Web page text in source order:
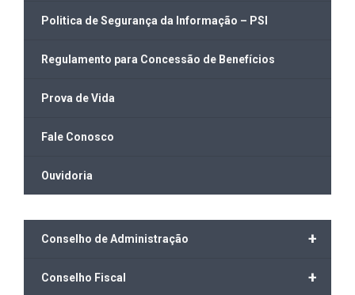
Politica de Segurança da Informação – PSI
Regulamento para Concessão de Benefícios
Prova de Vida
Fale Conosco
Ouvidoria
+
Conselho de Administração
+
Conselho Fiscal